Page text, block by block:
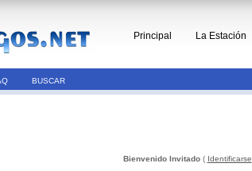
Principal La Estación
BUSCAR
Bienvenido Invitado( Identificarse